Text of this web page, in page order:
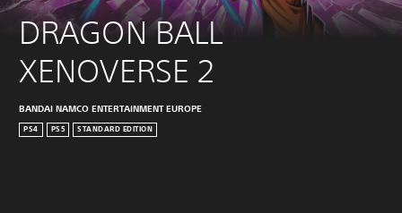
DRAGON BALL
XENOVERSE 2
BANDAI NAMCO ENTERTAINMENT EUROPE
PS4 PS5 STANDARD EDITION